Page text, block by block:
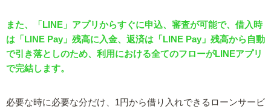
また、「LINE」アプリからすぐに申込、審査が可能で、借入時
は「LINE Pay」残高に入金、返済は「LINE Pay」残高から自動
で引き落としのため、利用における全てのフローがLINEアプリ
で完結します。
必要な時に必要な分だけ、1円から借り入れできるローンサービ